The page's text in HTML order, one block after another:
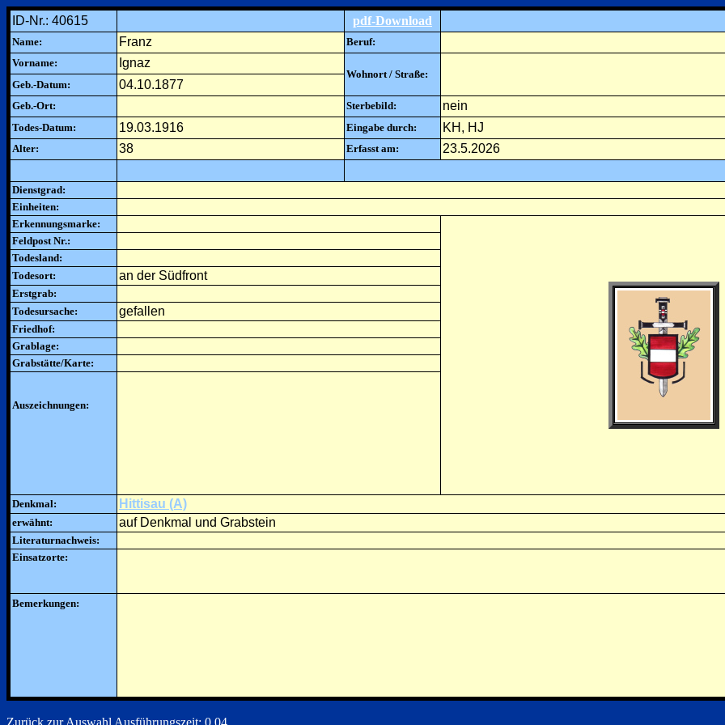
ID-Nr.: 40615 pdf-Download
Name: Franz
Beruf:
Vorname:
Ignaz
Wohnort / Straße:
Geb.-Datum:
04.10.1877
Geb.-Ort: Sterbebild: nein
Todes-Datum: 19.03.1916 Eingabe durch: KH, HJ
Alter: 38 Erfasst am: 23.5.2026
Dienstgrad:
Einheiten:
Erkennungsmarke:
Feldpost Nr.:
Todesland:
Todesort:
an der Südfront
Erstgrab:
Todesursache:
gefallen
Friedhof:
Grablage:
Grabstätte/Karte:
Auszeichnungen:
Denkmal: Hittisau (A)
erwähnt: auf Denkmal und Grabstein
Literaturnachweis:
Einsatzorte:
Bemerkungen:
Zurück zur Auswahl Ausführungszeit: 0.04